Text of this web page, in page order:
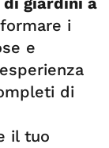
i
e
di
il tuo